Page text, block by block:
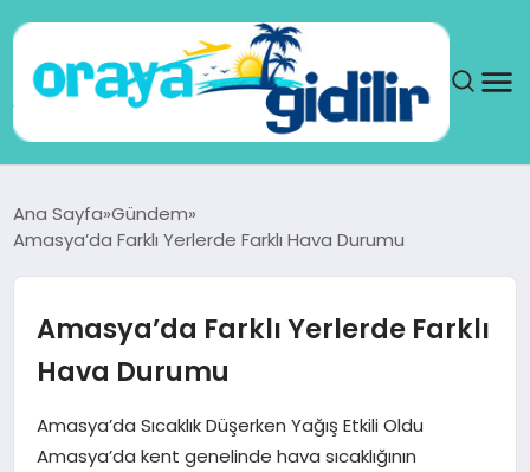
SAĞLIK
DÜNYA
SEYAHAT
TEKNOLOJI
Ana Sayfa Gündem
Amasya’da Farklı Yerlerde Farklı Hava Durumu
Amasya’da Farklı Yerlerde Farklı
Hava Durumu
Amasya’da Sıcaklık Düşerken Yağış Etkili Oldu
Amasya’da kent genelinde hava sıcaklığının